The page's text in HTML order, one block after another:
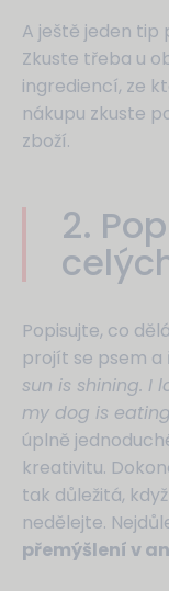
A ještě jeden tip
Zkuste třeba u
ingrediencí, ze
nákupu zkuste
zboží.
2.
Popisujte, co
projít se psem a
sun is shining. I
my dog is
úplně
kreativitu.
tak důležitá,
nedělejte.
přemýšlení v